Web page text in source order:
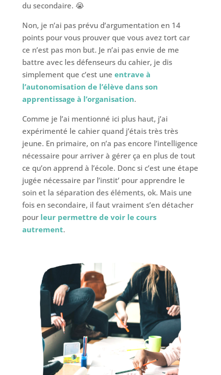
du secondaire. 😭
Non, je n’ai pas prévu d’argumentation en 14
points pour vous prouver que vous avez tort car
ce n’est pas mon but. Je n’ai pas envie de me
battre avec les défenseurs du cahier, je dis
simplement que c’est une entrave à
l’autonomisation de l’élève dans son
apprentissage à l’organisation.
Comme je l’ai mentionné ici plus haut, j’ai
expérimenté le cahier quand j’étais très très
jeune. En primaire, on n’a pas encore l’intelligence
nécessaire pour arriver à gérer ça en plus de tout
ce qu’on apprend à l’école. Donc si c’est une étape
jugée nécessaire par l’instit’ pour apprendre le
soin et la séparation des éléments, ok. Mais une
fois en secondaire, il faut vraiment s’en détacher
pour leur permettre de voir le cours
autrement.